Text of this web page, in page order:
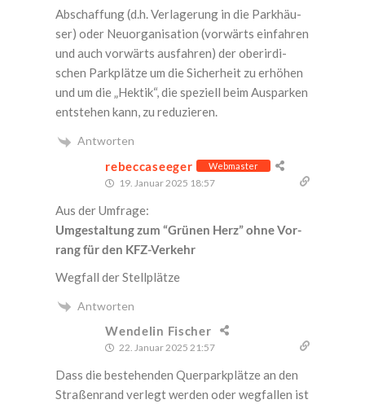
Abschaf­fung (d.h. Ver­la­ge­rung in die Park­häu­
ser) oder Neu­or­ga­ni­sa­ti­on (vor­wärts ein­fah­ren
und auch vor­wärts aus­fah­ren) der ober­ir­di­
schen Park­plät­ze um die Sicher­heit zu erhö­hen
und um die „Hek­tik“, die spe­zi­ell beim Aus­par­ken
ent­ste­hen kann, zu reduzieren.
Antworten
rebeccaseeger Webmaster
19. Januar 2025 18:57
Aus der Umfrage:
Umge­stal­tung zum “Grü­nen Herz” ohne Vor­
rang für den KFZ-Verkehr
Weg­fall der Stellplätze
Antworten
Wendelin Fischer
22. Januar 2025 21:57
Dass die bestehen­den Quer­park­plät­ze an den
Stra­ßen­rand ver­legt wer­den oder weg­fal­len ist